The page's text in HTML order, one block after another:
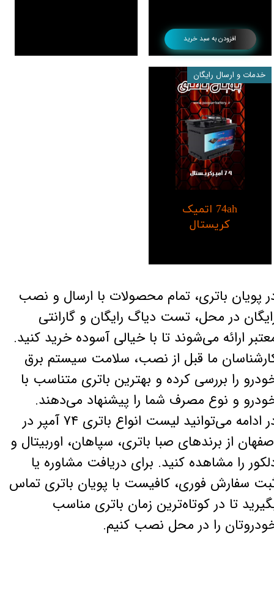
افزودن به سبد خرید
74ah اتمیک
کریستال
خدمات و ارسال رایگان
پویان باتری، تمام محصولات با ارسال و نصب
در محل، تست دیاگ رایگان و گارانتی
ارائه می‌شوند تا با خیالی آسوده خرید کنید.
ما قبل از نصب، سلامت سیستم برق
را بررسی کرده و بهترین باتری متناسب با
و نوع مصرف شما را پیشنهاد می‌دهند.
در ادامه می‌توانید لیست انواع باتری ۷۴ آمپر در
از برندهای صبا باتری، سپاهان، اوربیتال و
را مشاهده کنید. برای دریافت مشاوره یا
سفارش فوری، کافیست با پویان باتری تماس
تا در کوتاه‌ترین زمان باتری مناسب
را در محل نصب کنیم.